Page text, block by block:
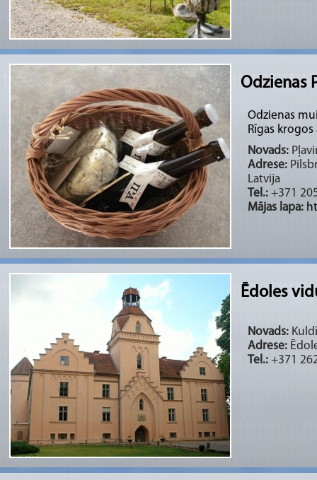
Odzienas
Odzienas
Rīgas
Novads:
Adrese:
Latvija
Tel.: +371
Mājas lapa:
Ēdoles
Novads:
Adrese:
Tel.: +371